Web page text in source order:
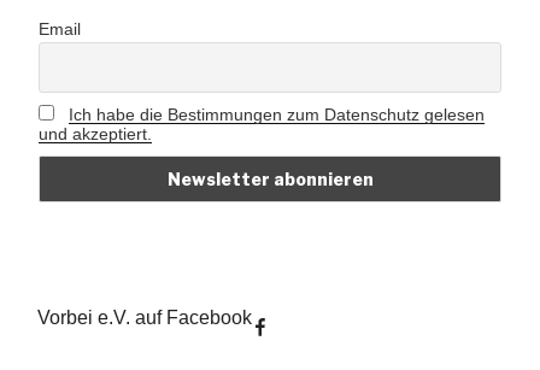
Email
Ich habe die Bestimmungen zum Datenschutz gelesen
und akzeptiert.
Vorbei e.V. auf Facebook